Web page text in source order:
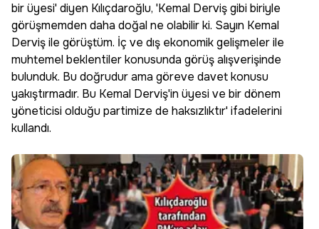
bir üyesi' diyen Kılıçdaroğlu, 'Kemal Derviş gibi biriyle
görüşmemden daha doğal ne olabilir ki. Sayın Kemal
Derviş ile görüştüm. İç ve dış ekonomik gelişmeler ile
muhtemel beklentiler konusunda görüş alışverişinde
bulunduk. Bu doğrudur ama göreve davet konusu
yakıştırmadır. Bu Kemal Derviş'in üyesi ve bir dönem
yöneticisi olduğu partimize de haksızlıktır' ifadelerini
kullandı.